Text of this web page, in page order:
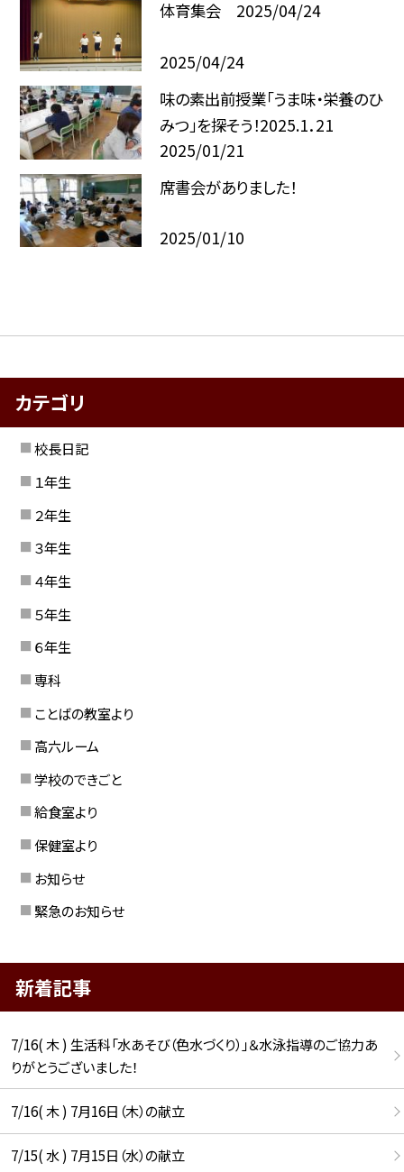
体育集会 2025/04/24
2025/04/24
味の素出前授業「うま味・栄養のひ
みつ」を探そう！2025.1．21
2025/01/21
席書会がありました！
2025/01/10
カテゴリ
校長日記
１年生
２年生
３年生
４年生
５年生
６年生
専科
ことばの教室より
高六ルーム
学校のできごと
給食室より
保健室より
お知らせ
緊急のお知らせ
新着記事
7/16( 木 ) 生活科「水あそび（色水づくり）」＆水泳指導のご協力あ
りがとうございました！
7/16( 木 ) 7月16日（木）の献立
7/15( 水 ) 7月15日（水）の献立